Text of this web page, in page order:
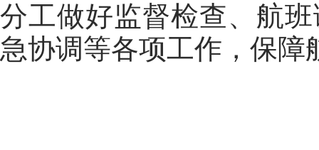
分工做好监督检查、航
急协调等各项工作，保障